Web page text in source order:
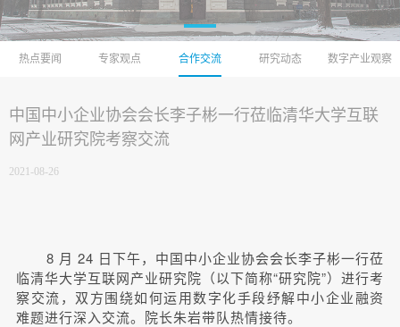
热点要闻 专家观点 合作交流 研究动态 数字产业观察
中国中小企业协会会长李子彬一行莅临清华大学互联
网产业研究院考察交流
2021-08-26
8 月 24 日下午，中国中小企业协会会长李子彬一行莅
临清华大学互联网产业研究院（以下简称“研究院”）进行考
察交流，双方围绕如何运用数字化手段纾解中小企业融资
难题进行深入交流。院长朱岩带队热情接待。